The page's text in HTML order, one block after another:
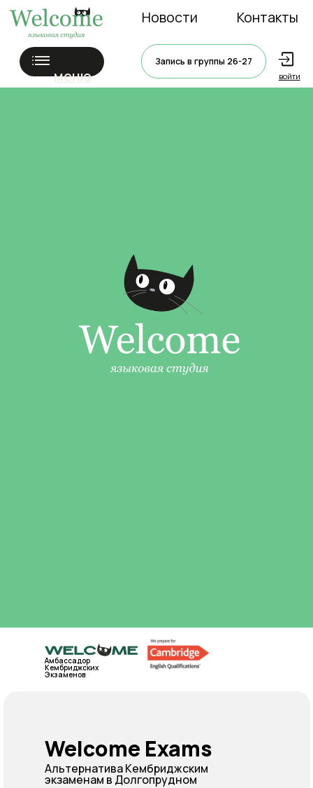
Запись в группы 26-27
меню
Новости Контакты
Welcome Exams
Альтернатива Кембриджским
экзаменам в Долгопрудном
Амбассадор
Кембриджских
Экзаменов